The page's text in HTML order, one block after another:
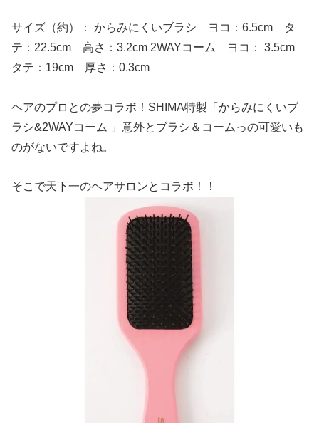
サイズ（約）： からみにくいブラシ ヨコ：6.5cm タ
テ：22.5cm 高さ：3.2cm 2WAYコーム ヨコ： 3.5cm
タテ：19cm 厚さ：0.3cm
ヘアのプロとの夢コラボ！SHIMA特製「からみにくいブ
ラシ&2WAYコーム 」意外とブラシ＆コームっの可愛いも
のがないですよね。
そこで天下一のヘアサロンとコラボ！！